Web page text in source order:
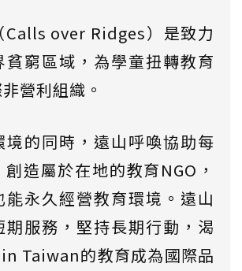
（Calls over Ridges）是致力
貧窮區域，為學童扭轉教育
營利組織。
境的同時，遠山呼喚協助每
造屬於在地的教育NGO，
能永久經營教育環境。遠山
期服務，堅持長期行動，渴
Taiwan的教育成為國際品